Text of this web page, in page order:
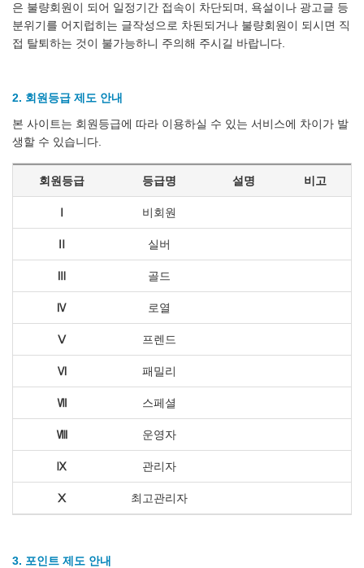
은 불량회원이 되어 일정기간 접속이 차단되며, 욕설이나 광고글 등
분위기를 어지럽히는 글작성으로 차된되거나 불량회원이 되시면 직
접 탈퇴하는 것이 불가능하니 주의해 주시길 바랍니다.
2. 회원등급 제도 안내
본 사이트는 회원등급에 따라 이용하실 수 있는 서비스에 차이가 발
생할 수 있습니다.
회원등급 등급명 설명 비고
Ⅰ 비회원
Ⅱ 실버
Ⅲ 골드
Ⅳ 로열
Ⅴ 프렌드
Ⅵ 패밀리
Ⅶ 스페셜
Ⅷ 운영자
Ⅸ 관리자
Ⅹ 최고관리자
3. 포인트 제도 안내